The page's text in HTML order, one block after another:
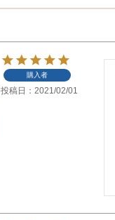
購入者
投稿日 2021/02/01